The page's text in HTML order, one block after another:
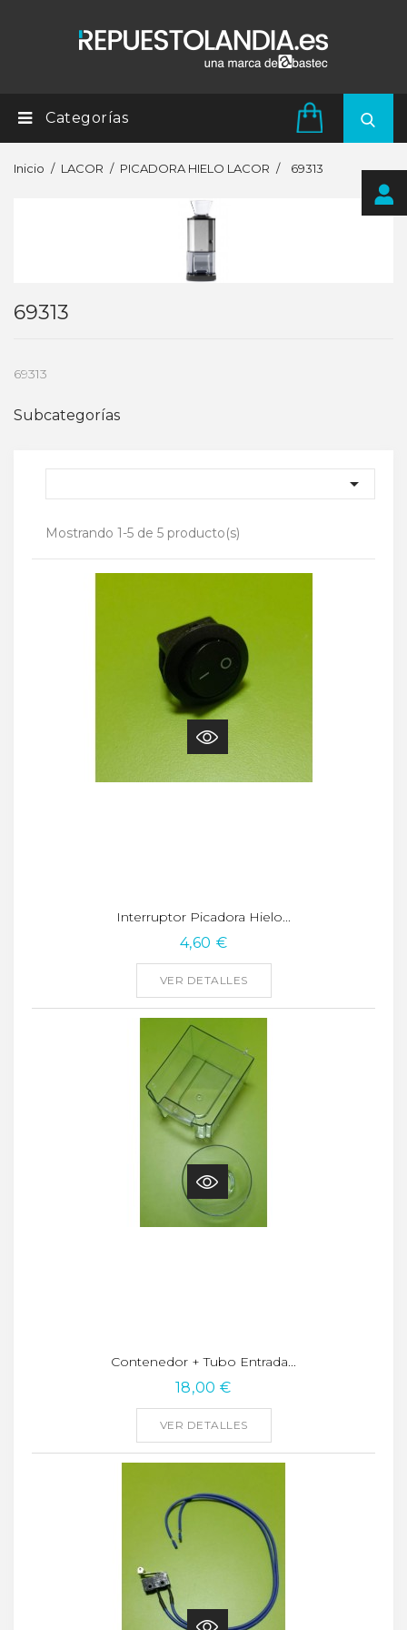
Categorías
Inicio LACOR PICADORA HIELO LACOR 69313
69313
69313
Subcategorías

Mostrando 1-5 de 5 producto(s)
Interruptor Picadora Hielo...
4,60 €
VER DETALLES
Contenedor + Tubo Entrada...
18,00 €
VER DETALLES